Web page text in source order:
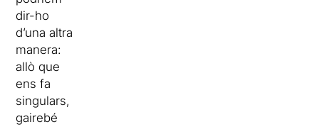
dir-ho
d’una altra
manera:
allò que
ens fa
singulars,
gairebé